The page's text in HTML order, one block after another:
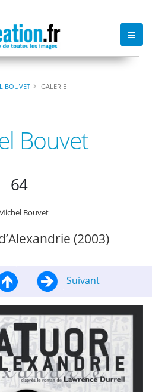
BOUVET GALERIE
Bouvet
64
Bouvet
(2003)
Suivant